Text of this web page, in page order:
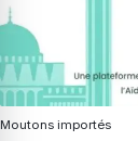
Moutons importés